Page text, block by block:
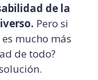
de la
Pero si
mucho más
de todo?